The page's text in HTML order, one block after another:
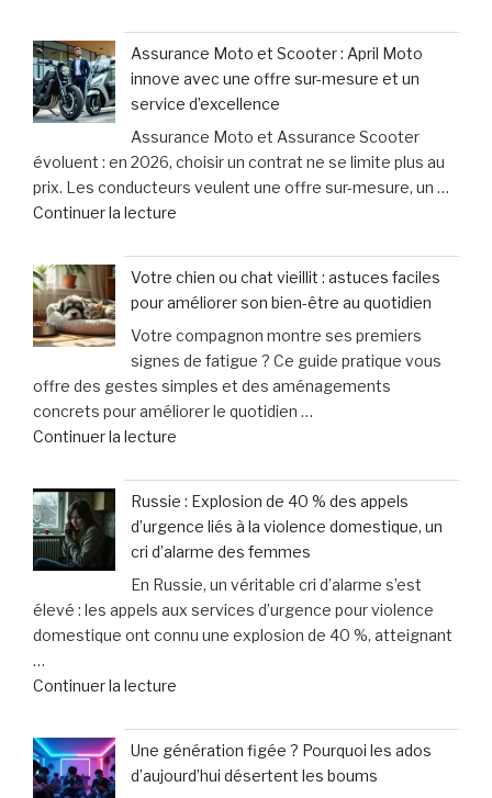
que
15
minutes
:
découvrez
les
erreurs
fréquentes
à
éviter
Assurance Moto et Scooter : April Moto
innove avec une offre sur-mesure et un
service d’excellence
Assurance Moto et Assurance Scooter
évoluent : en 2026, choisir un contrat ne se limite plus au
prix. Les conducteurs veulent une offre sur-mesure, un …
Continuer la lecture
Moto
et
Scooter
:
April
Moto
innove
un
service
d’excellence »
Votre chien ou chat vieillit : astuces faciles
pour améliorer son bien-être au quotidien
Votre compagnon montre ses premiers
signes de fatigue ? Ce guide pratique vous
offre des gestes simples et des aménagements
concrets pour améliorer le quotidien …
Continuer la lecture
chien
ou
chat
vieillit
:
astuces
faciles
Russie : Explosion de 40 % des appels
d’urgence liés à la violence domestique, un
cri d’alarme des femmes
En Russie, un véritable cri d’alarme s’est
élevé : les appels aux services d’urgence pour violence
domestique ont connu une explosion de 40 %, atteignant
…
Continuer la lecture
:
Explosion
de
Une génération figée ? Pourquoi les ados
d’aujourd’hui désertent les boums